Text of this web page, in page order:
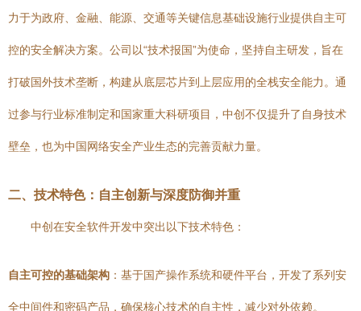
力于为政府、金融、能源、交通等关键信息基础设施行业提供自主可
控的安全解决方案。公司以“技术报国”为使命，坚持自主研发，旨在
打破国外技术垄断，构建从底层芯片到上层应用的全栈安全能力。通
过参与行业标准制定和国家重大科研项目，中创不仅提升了自身技术
壁垒，也为中国网络安全产业生态的完善贡献力量。
二、技术特色：自主创新与深度防御并重
中创在安全软件开发中突出以下技术特色：
自主可控的基础架构 ：基于国产操作系统和硬件平台，开发了系列安
全中间件和密码产品，确保核心技术的自主性，减少对外依赖。